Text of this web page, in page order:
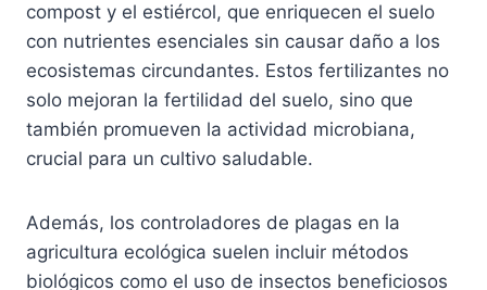
compost y el estiércol, que enriquecen el suelo
con nutrientes esenciales sin causar daño a los
ecosistemas circundantes. Estos fertilizantes no
solo mejoran la fertilidad del suelo, sino que
también promueven la actividad microbiana,
crucial para un cultivo saludable.
Además, los controladores de plagas en la
agricultura ecológica suelen incluir métodos
biológicos como el uso de insectos beneficiosos